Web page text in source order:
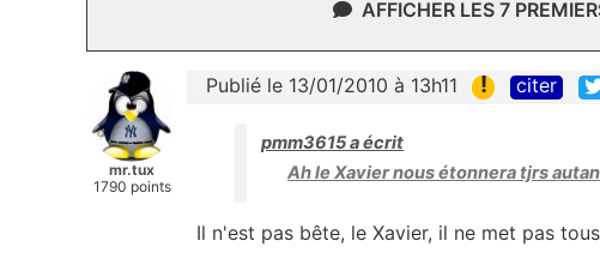
AFFICHER LES 7
mr.tux
1790 points
Publié le 13/01/2010 à 13h11 ! citer
pmm3615 a écrit
Ah le Xavier nous étonnera tjrs
Il n'est pas bête, le Xavier, il ne met pas